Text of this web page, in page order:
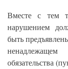
Вместе с тем
нарушением
быть
обязательства